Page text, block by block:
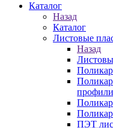
Каталог
Назад
Каталог
Листовые
Назад
ПЭТ